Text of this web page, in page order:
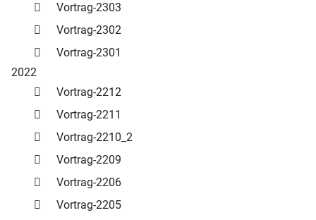
Vortrag-2303
Vortrag-2302
Vortrag-2301
2022
Vortrag-2212
Vortrag-2211
Vortrag-2210_2
Vortrag-2209
Vortrag-2206
Vortrag-2205